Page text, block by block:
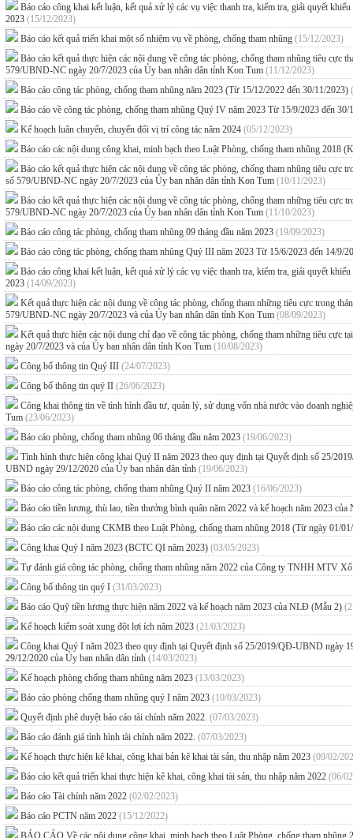
Báo cáo công khai kết luận, kết quả xử lý các vụ việc thanh tra, kiểm tra, giải quyết
2023 (15/12/2023)
Báo cáo kết quả triển khai một số nhiệm vụ về phòng, chống tham nhũng (15/12/2023)
Báo cáo kết quả thực hiện các nội dung về công tác phòng, chống tham nhũng tiêu
579/UBND-NC ngày 20/7/2023 của Ủy ban nhân dân tỉnh Kon Tum (11/12/2023)
Báo cáo công tác phòng, chống tham nhũng năm 2023 (Từ 15/12/2022 đến 30/11/2023)
Báo cáo về công tác phòng, chống tham nhũng Quý IV năm 2023 Từ 15/9/2023 đến
Kế hoạch luân chuyển, chuyển đổi vị trí công tác năm 2024 (05/12/2023)
Báo cáo các nội dung công khai, minh bạch theo Luật Phòng, chống tham nhũng 2018
Báo cáo kết quả thực hiện các nội dung về công tác phòng, chống tham nhũng tiêu
số 579/UBND-NC ngày 20/7/2023 của Ủy ban nhân dân tỉnh Kon Tum (10/11/2023)
Báo cáo kết quả thực hiện các nội dung về công tác phòng, chống tham những tiêu
579/UBND-NC ngày 20/7/2023 của Ủy ban nhân dân tỉnh Kon Tum (11/10/2023)
Báo cáo công tác phòng, chống tham nhũng 09 tháng đầu năm 2023 (19/09/2023)
Báo cáo công tác phòng, chống tham nhũng Quý III năm 2023 Từ 15/6/2023 đến 14/9/
Báo cáo công khai kết luận, kết quả xử lý các vụ việc thanh tra, kiểm tra, giải quyết
2023 (14/09/2023)
Kết quả thực hiện các nội dung về công tác phòng, chống tham những tiêu cực trong
579/UBND-NC ngày 20/7/2023 và của Ủy ban nhân dân tỉnh Kon Tum (08/09/2023)
Kết quả thực hiện các nội dung chỉ đạo về công tác phòng, chống tham những tiêu
ngày 20/7/2023 và của Ủy ban nhân dân tỉnh Kon Tum (10/08/2023)
Công bố thông tin Quý III (24/07/2023)
Công bố thông tin quý II (26/06/2023)
Công khai thông tin về tình hình đầu tư, quản lý, sử dụng vốn nhà nước vào doanh
Tum (23/06/2023)
Báo cáo phòng, chống tham nhũng 06 tháng đầu năm 2023 (19/06/2023)
Tình hình thực hiện công khai Quý II năm 2023 theo quy định tại Quyết định số 25/
UBND ngày 29/12/2020 của Ủy ban nhân dân tỉnh (19/06/2023)
Báo cáo công tác phòng, chống tham nhũng Quý II năm 2023 (16/06/2023)
Báo cáo tiền lương, thù lao, tiền thưởng bình quân năm 2022 và kế hoạch năm 2023
Báo cáo các nội dung CKMB theo Luật Phòng, chống tham nhũng 2018 (Từ ngày 01/
Công khai Quý I năm 2023 (BCTC QI năm 2023) (03/05/2023)
Tự đánh giá công tác phòng, chống tham nhũng năm 2022 của Công ty TNHH MTV
Công bố thông tin quý I (31/03/2023)
Báo cáo Quỹ tiền lương thực hiện năm 2022 và kế hoạch năm 2023 của NLĐ (Mẫu 2)
Kế hoạch kiểm soát xung đột lợi ích năm 2023 (21/03/2023)
Công khai Quý I năm 2023 theo quy định tại Quyết định số 25/2019/QĐ-UBND
29/12/2020 của Ủy ban nhân dân tỉnh (14/03/2023)
Kế hoạch phòng chống tham nhũng năm 2023 (13/03/2023)
Báo cáo phòng chống tham nhũng quý I năm 2023 (10/03/2023)
Quyết định phê duyệt báo cáo tài chính năm 2022. (07/03/2023)
Báo cáo đánh giá tình hình tài chính năm 2022. (07/03/2023)
Kế hoạch thực hiện kê khai, công khai bản kê khai tài sản, thu nhập năm 2023 (09/02/
Báo cáo kết quả triển khai thực hiện kê khai, công khai tài sản, thu nhập năm 2022 (06/
Báo cáo Tài chính năm 2022 (02/02/2023)
Báo cáo PCTN năm 2022 (15/12/2022)
BÁO CÁO Về các nội dung công khai, minh bạch theo Luật Phòng, chống tham